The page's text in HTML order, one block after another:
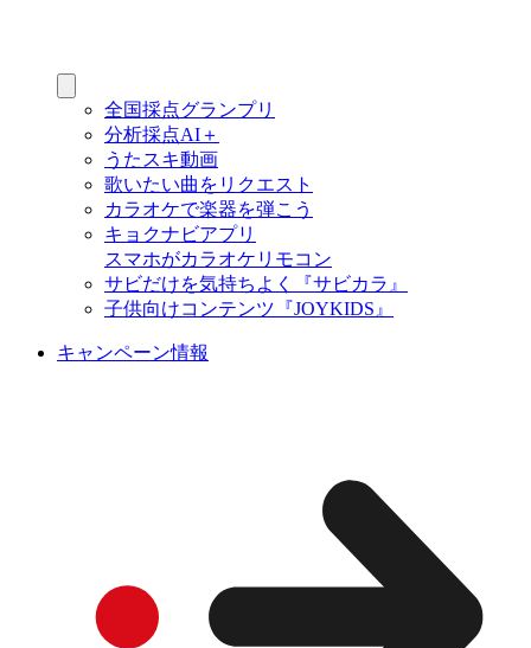
全国採点グランプリ
分析採点AI＋
うたスキ動画
歌いたい曲をリクエスト
カラオケで楽器を弾こう
キョクナビアプリ
スマホがカラオケリモコン
サビだけを気持ちよく『サビカラ』
子供向けコンテンツ『JOYKIDS』
キャンペーン情報